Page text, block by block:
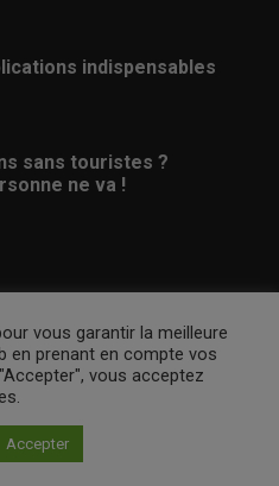
indispensables
sans touristes ?
ne va !
Newsletter
Politique
Media.
vous garantir la meilleure
en prenant en compte vos
vous acceptez
Accepter